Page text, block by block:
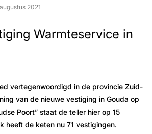
2021
Warmteservice in
vertegenwoordigd in de provincie Zuid-
van de nieuwe vestiging in Gouda op
Poort” staat de teller hier op 15
heeft de keten nu 71 vestigingen.